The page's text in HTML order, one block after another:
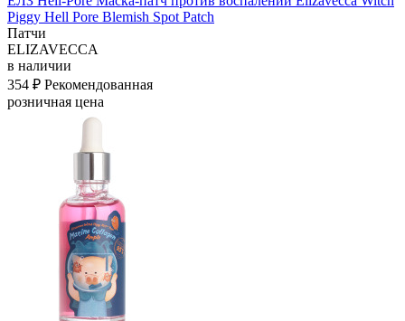
Piggy Hell Pore Blemish Spot Patch
Патчи
ELIZAVECCA
в наличии
354 ₽ Рекомендованная
розничная цена